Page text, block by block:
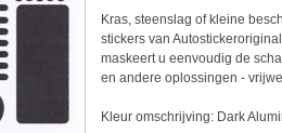
Kras, steenslag of kleine
stickers van
maskeert u eenvoudig de
en andere oplossingen -
Kleur omschrijving: Dark